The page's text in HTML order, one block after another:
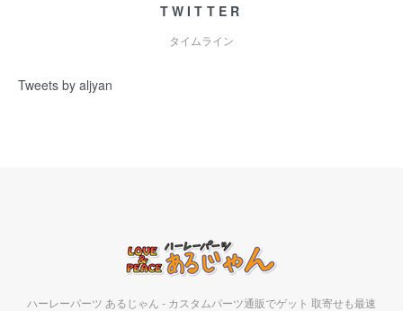
TWITTER
タイムライン
Tweets by aljyan
ハーレーパーツ あるじゃん - カスタムパーツ通販でゲット 取寄せも最速